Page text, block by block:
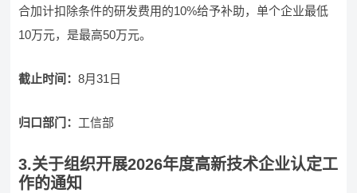
合加计扣除条件的研发费用的10%给予补助，单个企业最低
10万元，是最高50万元。
截止时间：8月31日
归口部门： 工信部
3.关于组织开展2026年度高新技术企业认定工
作的通知